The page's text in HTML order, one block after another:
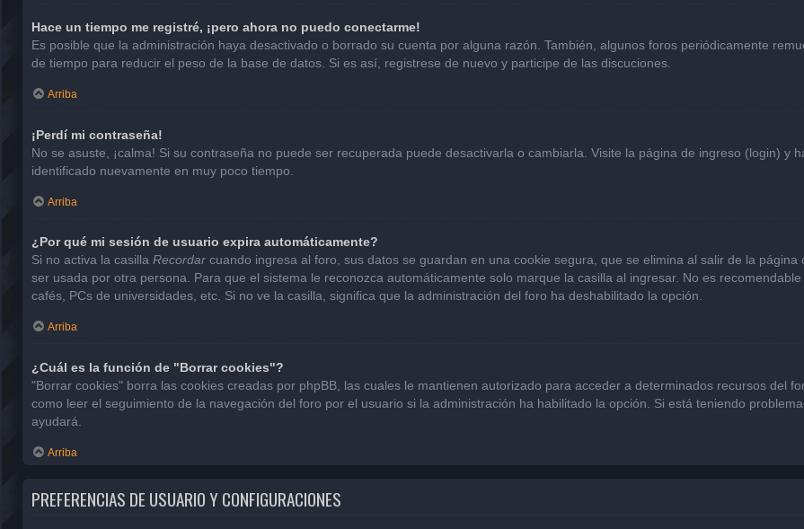
Hace un tiempo me registré, ¡pero ahora no puedo conectarme!
Es posible que la administración haya desactivado o borrado su cuenta por alguna razón. También, algunos foros periódicamente
de tiempo para reducir el peso de la base de datos. Si es así, registrese de nuevo y participe de las discuciones.
Arriba
¡Perdí mi contraseña!
No se asuste, ¡calma! Si su contraseña no puede ser recuperada puede desactivarla o cambiarla. Visite la página de ingreso (login) y
identificado nuevamente en muy poco tiempo.
Arriba
¿Por qué mi sesión de usuario expira automáticamente?
Si no activa la casilla Recordar cuando ingresa al foro, sus datos se guardan en una cookie segura, que se elimina al salir de la
ser usada por otra persona. Para que el sistema le reconozca automáticamente solo marque la casilla al ingresar. No es
cafés, PCs de universidades, etc. Si no ve la casilla, significa que la administración del foro ha deshabilitado la opción.
Arriba
¿Cuál es la función de "Borrar cookies"?
"Borrar cookies" borra las cookies creadas por phpBB, las cuales le mantienen autorizado para acceder a determinados recursos del
como leer el seguimiento de la navegación del foro por el usuario si la administración ha habilitado la opción. Si está teniendo
ayudará.
Arriba
PREFERENCIAS DE USUARIO Y CONFIGURACIONES